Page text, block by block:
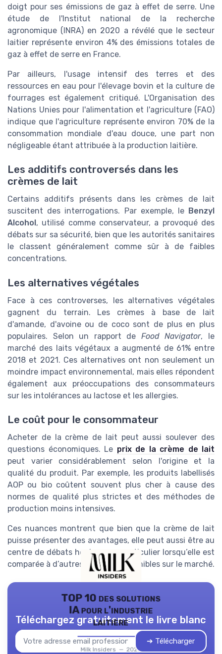
doigt pour ses émissions de gaz à effet de serre. Une
étude de l'Institut national de la recherche
agronomique (INRA) en 2020 a révélé que le secteur
laitier représente environ 4% des émissions totales de
gaz à effet de serre en France.
Par ailleurs, l'usage intensif des terres et des
ressources en eau pour l'élevage bovin et la culture de
fourrages est également critiqué. L'Organisation des
Nations Unies pour l'alimentation et l'agriculture (FAO)
indique que l'agriculture représente environ 70% de la
consommation mondiale d'eau douce, une part non
négligeable étant attribuée à la production laitière.
Les additifs controversés dans les
crèmes de lait
Certains additifs présents dans les crèmes de lait
suscitent des interrogations. Par exemple, le Benzyl
Alcohol , utilisé comme conservateur, a provoqué des
débats sur sa sécurité, bien que les autorités sanitaires
le classent généralement comme sûr à de faibles
concentrations.
Les alternatives végétales
Face à ces controverses, les alternatives végétales
gagnent du terrain. Les crèmes à base de lait
d'amande, d'avoine ou de coco sont de plus en plus
populaires. Selon un rapport de Food Navigator, le
marché des laits végétaux a augmenté de 61% entre
2018 et 2021. Ces alternatives ont non seulement un
moindre impact environnemental, mais elles répondent
également aux préoccupations des consommateurs
sur les intolérances au lactose et les allergies.
Le coût pour le consommateur
Acheter de la crème de lait peut aussi soulever des
questions économiques. Le prix de la crème de lait
peut varier considérablement selon l'origine et la
qualité du produit. Par exemple, les produits labellisés
AOP ou bio coûtent souvent plus cher à cause des
normes de qualité plus strictes et des méthodes de
production moins intensives.
Ces nuances montrent que bien que la crème de lait
puisse présenter des avantages, elle peut aussi être au
centre de débats houleux, en particulier lorsqu’elle est
comparée à d’autres produits disponibles sur le marché.
TOP 10 des solutions
IA pour l'industrie
laitière
Milk Insiders — 2026
Téléchargez gratuitement le livre blanc
➔ Télécharger